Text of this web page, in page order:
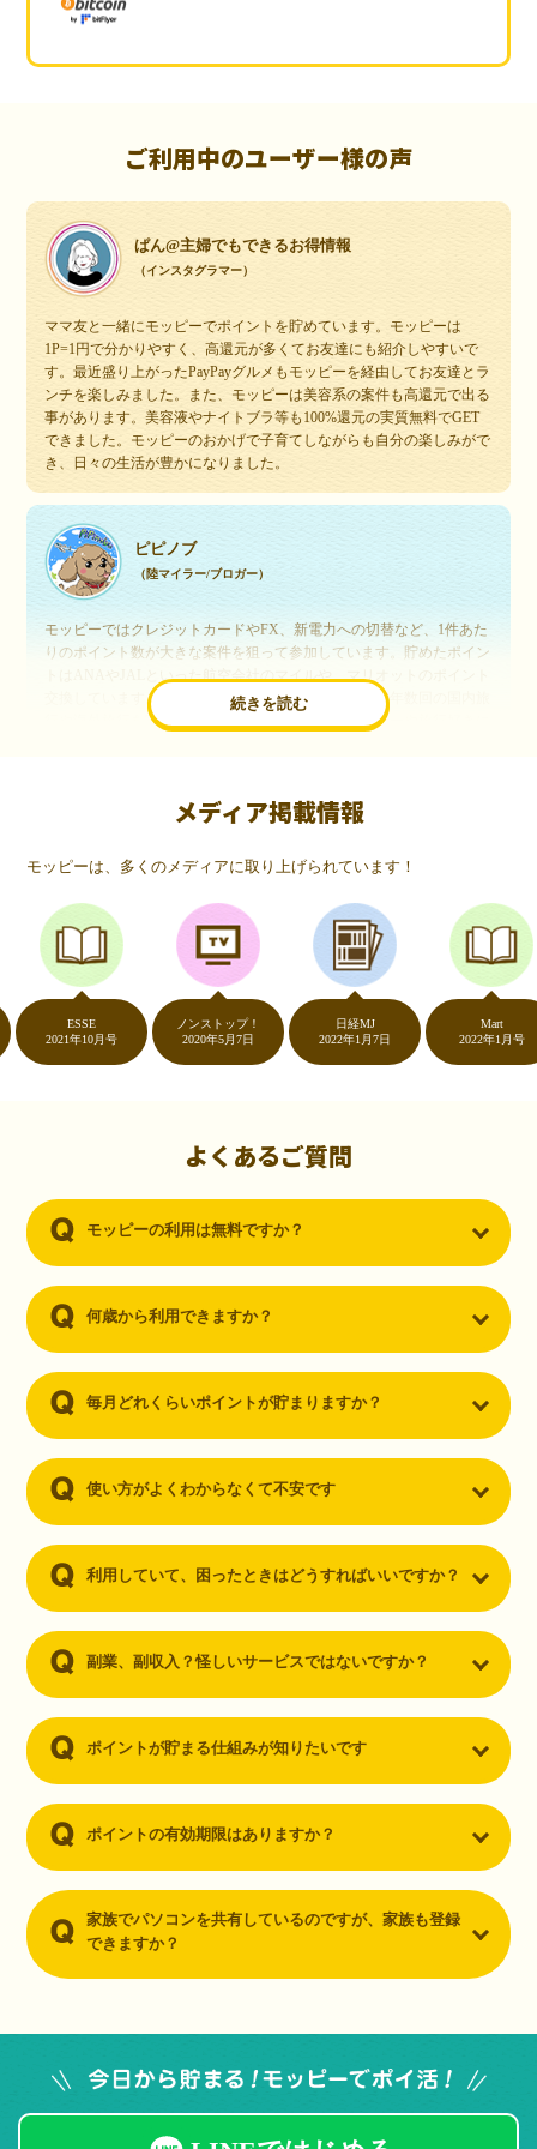
ご利用中のユーザー様の声
ぱん@主婦でもできるお得情報
（インスタグラマー）
ママ友と一緒にモッピーでポイントを貯めています。モッピーは
1P=1円で分かりやすく、高還元が多くてお友達にも紹介しやすいで
す。最近盛り上がったPayPayグルメもモッピーを経由してお友達とラ
ンチを楽しみました。また、モッピーは美容系の案件も高還元で出る
事があります。美容液やナイトブラ等も100%還元の実質無料でGET
できました。モッピーのおかげで子育てしながらも自分の楽しみがで
き、日々の生活が豊かになりました。
続きを読む
ピピノブ
（陸マイラー/ブロガー）
モッピーではクレジットカードやFX、新電力への切替など、1件あた
りのポイント数が大きな案件を狙って参加しています。貯めたポイン
交換しています。このようにすることで、ほぼ無料で年数回の国内旅
行や海外旅行を実現しています。モッピーは陸マイラーや旅行好きに
いつものネットショッピングが、モッピーでお得
（20代・女性）
友達に勧められてモッピーをはじめました。空いた時間にスマホで買
い物をすることが多いのですが、モッピーを経由するだけでショップ
のポイントとモッピーのポイントが二重で貯まることを知り、ビック
リ…！いつものネットショッピングをモッピーを経由するだけでポイ
ントが貯まるなんて…もっと早く教えてほしかった～！貯まったポイ
ントはギフト券に交換して、プチ贅沢を楽しんでます♪
（30代・男性）
ーを知りました。クレジットカードを発行するだけでポイントが貯ま
るならと無料登録して、クレジットカードの発行やアプリダウンロー
メディア掲載情報
モッピーは、多くのメディアに取り上げられています！
2021年10月号
ノンストップ！
2020年5月7日
日経MJ
2022年1月7日
2022年1月号
よくあるご質問
モッピーの利用は無料ですか？
何歳から利用できますか？
毎月どれくらいポイントが貯まりますか？
使い方がよくわからなくて不安です
利用していて、困ったときはどうすればいいですか？
副業、副収入？怪しいサービスではないですか？
ポイントが貯まる仕組みが知りたいです
ポイントの有効期限はありますか？
家族でパソコンを共有しているのですが、家族も登録
できますか？